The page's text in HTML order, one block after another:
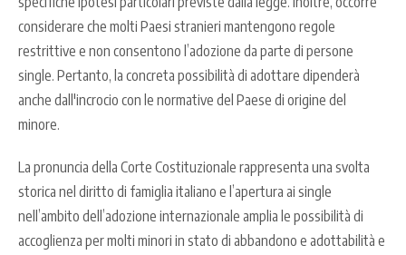
considerare che molti Paesi stranieri mantengono regole
restrittive e non consentono l’adozione da parte di persone
single. Pertanto, la concreta possibilità di adottare dipenderà
anche dall'incrocio con le normative del Paese di origine del
minore.
La pronuncia della Corte Costituzionale rappresenta una svolta
storica nel diritto di famiglia italiano e l ’apertura ai single
nell’ambito dell’adozione internazionale amplia le possibilità di
accoglienza per molti minori in stato di abbandono e adottabilità e